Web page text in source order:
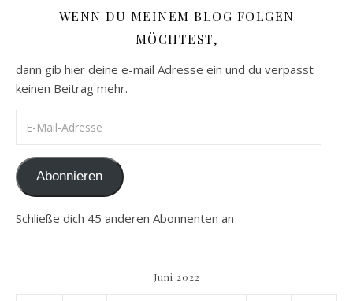
WENN DU MEINEM BLOG FOLGEN
MÖCHTEST,
dann gib hier deine e-mail Adresse ein und du verpasst
keinen Beitrag mehr.
Abonnieren
Schließe dich 45 anderen Abonnenten an
Juni 2022